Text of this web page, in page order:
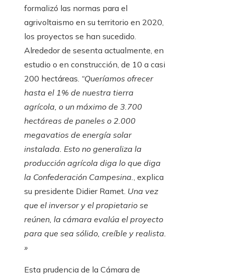
formalizó las normas para el
agrivoltaismo en su territorio en 2020,
los proyectos se han sucedido.
Alrededor de sesenta actualmente, en
estudio o en construcción, de 10 a casi
200 hectáreas. “Queríamos ofrecer
hasta el 1% de nuestra tierra
agrícola, o un máximo de 3.700
hectáreas de paneles o 2.000
megavatios de energía solar
instalada. Esto no generaliza la
producción agrícola diga lo que diga
la Confederación Campesina., explica
su presidente Didier Ramet. Una vez
que el inversor y el propietario se
reúnen, la cámara evalúa el proyecto
para que sea sólido, creíble y realista.
»
Esta prudencia de la Cámara de